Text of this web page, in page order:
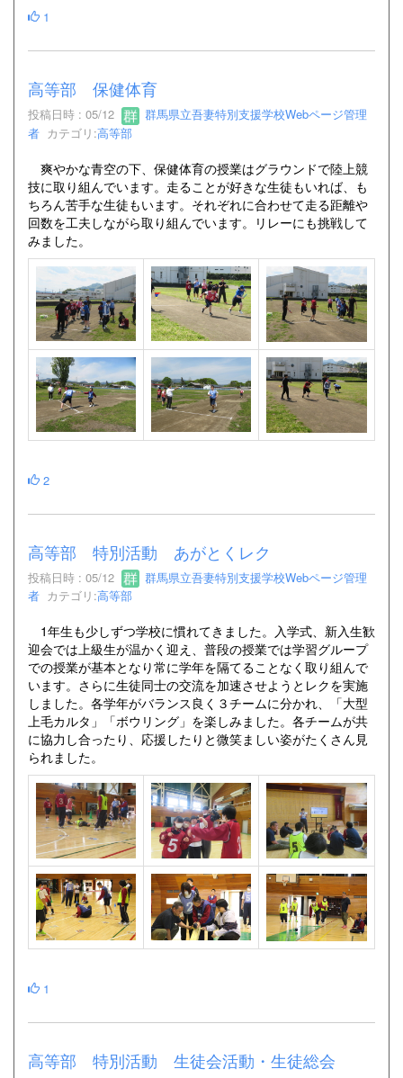
1
高等部 保健体育
投稿日時 : 05/12
群馬県立吾妻特別支援学校Webページ管理
者 カテゴリ:高等部
爽やかな青空の下、保健体育の授業はグラウンドで陸上競
技に取り組んでいます。走ることが好きな生徒もいれば、も
ちろん苦手な生徒もいます。それぞれに合わせて走る距離や
回数を工夫しながら取り組んでいます。リレーにも挑戦して
みました。
2
高等部 特別活動 あがとくレク
投稿日時 : 05/12
群馬県立吾妻特別支援学校Webページ管理
者 カテゴリ:高等部
1年生も少しずつ学校に慣れてきました。入学式、新入生歓
迎会では上級生が温かく迎え、普段の授業では学習グループ
での授業が基本となり常に学年を隔てることなく取り組んで
います。さらに生徒同士の交流を加速させようとレクを実施
しました。各学年がバランス良く３チームに分かれ、「大型
上毛カルタ」「ボウリング」を楽しみました。各チームが共
に協力し合ったり、応援したりと微笑ましい姿がたくさん見
られました。
1
高等部 特別活動 生徒会活動・生徒総会